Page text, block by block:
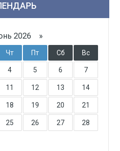
2026 »
Чт Пт Сб Вс
4 5 6 7
11 12 13 14
18 19 20 21
25 26 27 28